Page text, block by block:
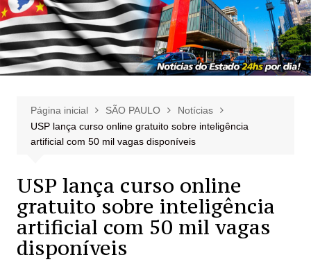
Página inicial SÃO PAULO
Notícias
USP lança curso online gratuito sobre inteligência
artificial com 50 mil vagas disponíveis
USP lança curso online
gratuito sobre inteligência
artificial com 50 mil vagas
disponíveis